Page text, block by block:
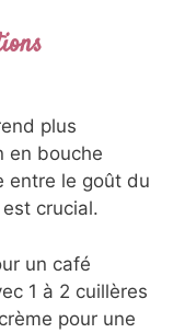
plus
en bouche
entre le goût du
crucial.
un café
1 à 2 cuillères
pour une